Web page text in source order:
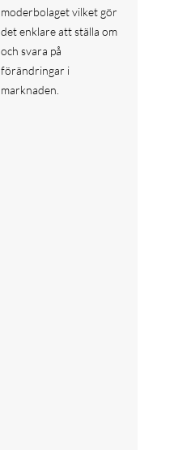
moderbolaget vilket gör
det enklare att ställa om
och svara på
förändringar i
marknaden.